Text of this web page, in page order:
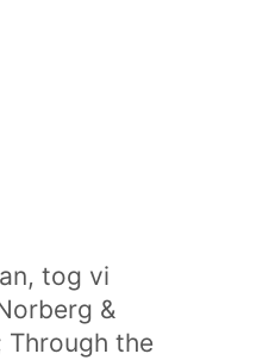
tog vi
&
Through the